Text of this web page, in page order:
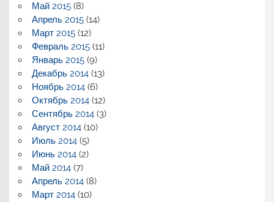
Май 2015(8)
Апрель 2015(14)
Март 2015(12)
Февраль 2015(11)
Январь 2015(9)
Декабрь 2014(13)
Ноябрь 2014(6)
Октябрь 2014(12)
Сентябрь 2014(3)
Август 2014(10)
Июль 2014(5)
Июнь 2014(2)
Май 2014(7)
Апрель 2014(8)
Март 2014(10)